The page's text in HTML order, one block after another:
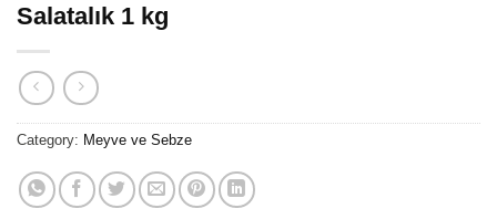
Salatalık 1 kg
Category: Meyve ve Sebze